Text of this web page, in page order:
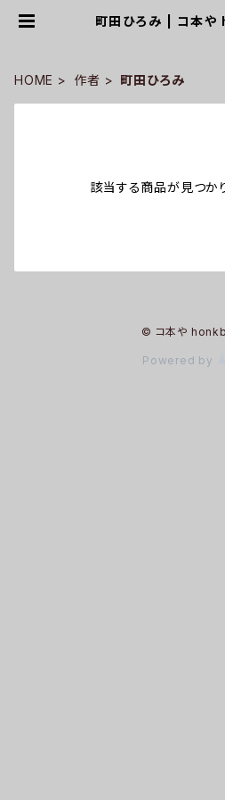
町田ひろみ | コ本
HOME 作者 町田ひろみ
該当する商品が見つか
© コ本や
Powered by